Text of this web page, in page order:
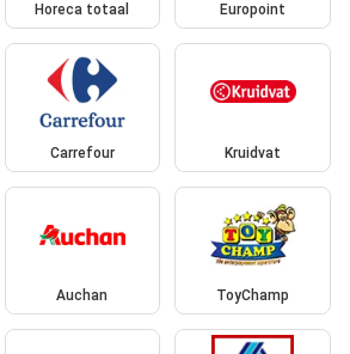
Horeca totaal Europoint
Carrefour Kruidvat
Auchan ToyChamp